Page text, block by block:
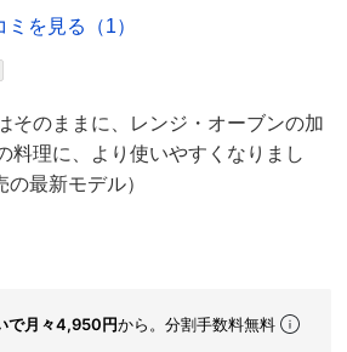
ミを見る（1）
そのままに、レンジ・オーブンの加
料理に、より使いやすくなりまし
最新モデル）
で月々4,950円から。分割手数料無料